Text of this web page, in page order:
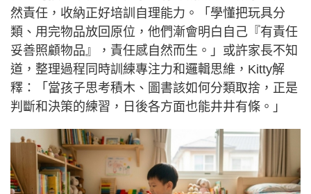
然責任，收納正好培訓自理能力。「學懂把玩具分
類、用完物品放回原位，他們漸會明白自己『有責任
妥善照顧物品』，責任感自然而生。」或許家長不知
道，整理過程同時訓練專注力和邏輯思維，Kitty解
釋：「當孩子思考積木、圖書該如何分類取捨，正是
判斷和決策的練習，日後各方面也能井井有條。」